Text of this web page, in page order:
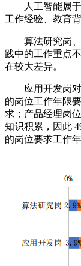
人工智能属于
工作经验、教育
算法研究岗、
践中的工作重点
在较大差异。
应用开发岗对
的岗位工作年限
求；产品经理岗
知识积累，因此
的岗位要求工作